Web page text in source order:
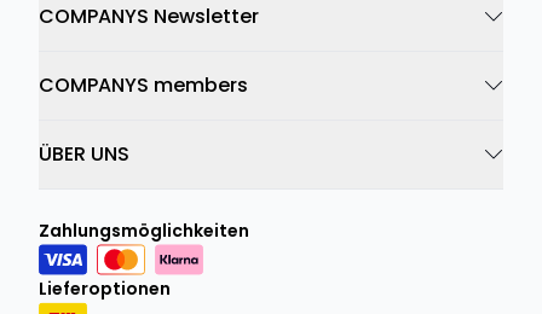
COMPANYS Newsletter
COMPANYS members
ÜBER UNS
Zahlungsmöglichkeiten
Lieferoptionen